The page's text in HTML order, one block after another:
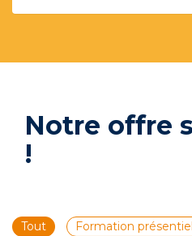
Notre offre
!
Tout Formation